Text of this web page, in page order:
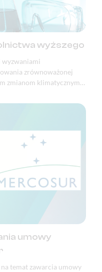
wyższego
wyzwaniami
zrównoważonej
zmianom klimatycznym i
wynikających z rewolucji
umowy
temat zawarcia umowy